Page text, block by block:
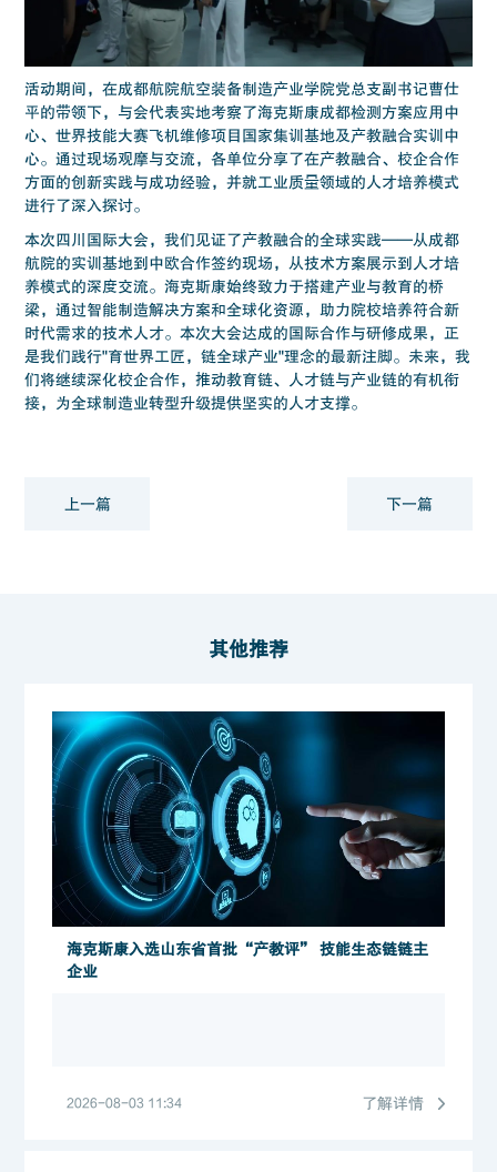
活动期间，在成都航院航空装备制造产业学院党总支副书记曹仕
平的带领下，与会代表实地考察了海克斯康成都检测方案应用中
心、世界技能大赛飞机维修项目国家集训基地及产教融合实训中
心。通过现场观摩与交流，各单位分享了在产教融合、校企合作
方面的创新实践与成功经验，并就工业质量领域的人才培养模式
进行了深入探讨。
本次四川国际大会，我们见证了产教融合的全球实践——从成都
航院的实训基地到中欧合作签约现场，从技术方案展示到人才培
养模式的深度交流。海克斯康始终致力于搭建产业与教育的桥
梁，通过智能制造解决方案和全球化资源，助力院校培养符合新
时代需求的技术人才。本次大会达成的国际合作与研修成果，正
是我们践行"育世界工匠，链全球产业"理念的最新注脚。未来，我
们将继续深化校企合作，推动教育链、人才链与产业链的有机衔
接，为全球制造业转型升级提供坚实的人才支撑。
上一篇 下一篇
其他推荐
海克斯康入选山东省首批“产教评” 技能生态链链主
企业
2026-08-03 11:34 了解详情